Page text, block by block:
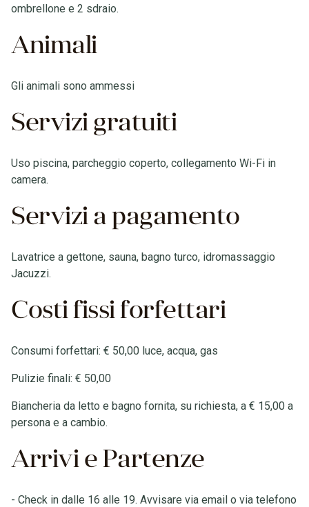
ombrellone e 2 sdraio.
Animali
Gli animali sono ammessi
Servizi gratuiti
Uso piscina, parcheggio coperto, collegamento Wi-Fi in
camera.
Servizi a pagamento
Lavatrice a gettone, sauna, bagno turco, idromassaggio
Jacuzzi.
Costi fissi forfettari
Consumi forfettari: € 50,00 luce, acqua, gas
Pulizie finali: € 50,00
Biancheria da letto e bagno fornita, su richiesta, a € 15,00 a
persona e a cambio.
Arrivi e Partenze
- Check in dalle 16 alle 19. Avvisare via email o via telefono